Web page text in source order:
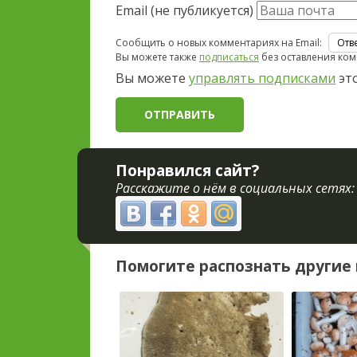
Email (не публикуется)
Сообщить о новых комментариях на Email:
Вы можете также подписаться без оставления
Вы можете управлять подписками
Понравился сайт?
Расскажите о нём в социальных сетях:
Помогите распознать другие